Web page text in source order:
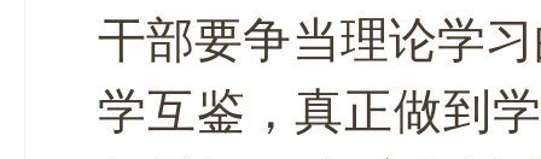
干部要争当理论学
学互鉴，真正做到